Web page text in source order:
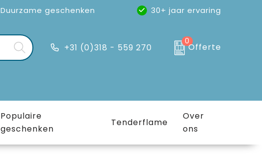
Duurzame geschenken
30+ jaar ervaring
+31 (0)318 - 559 270
0
Offerte
Populaire
geschenken
Tenderflame
Over
ons